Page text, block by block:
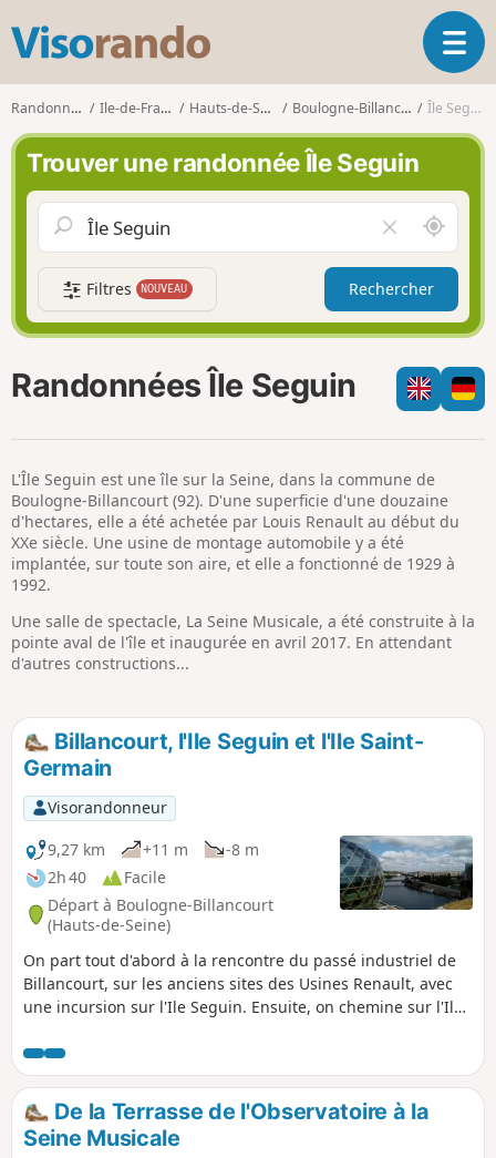
s
o
r
n
d
O
u
l
a
i
g
t
i
Randonnées Ile-de-France Hauts-de-Seine Boulogne-Billancourt Île Seguin
Trouver une randonnée Île Seguin
i
d
e
r
l
e
h
a
p
A
u
t
u
r
d
e
m
o
Filtres NOUVEAU Rechercher
Randonnées Île Seguin
L'Île Seguin est une île sur la Seine, dans la commune de
Boulogne-Billancourt (92). D'une superficie d'une douzaine
d'hectares, elle a été achetée par Louis Renault au début du
XXe siècle. Une usine de montage automobile y a été
implantée, sur toute son aire, et elle a fonctionné de 1929 à
1992.
Une salle de spectacle, La Seine Musicale, a été construite à la
pointe aval de l'île et inaugurée en avril 2017. En attendant
d'autres constructions...
Billancourt, l'Ile Seguin et l'Ile Saint-
Germain
Visorandonneur
9,27 km
+11 m
-8 m
2h 40
Facile
Départ à Boulogne-Billancourt
(Hauts-de-Seine)
On part tout d'abord à la rencontre du passé industriel de
Billancourt, sur les anciens sites des Usines Renault, avec
une incursion sur l'Ile Seguin. Ensuite, on chemine sur l'Ile
parc de verdure. On termine par un hommage au cinéma
français. Un itinéraire en milieu urbain mais où de
nombreux parcs et jardins ainsi que de nombreux
passages, allées, et même sentiers, permettent d'éviter les
inconvénients de la circulation.
De la Terrasse de l'Observatoire à la
Seine Musicale